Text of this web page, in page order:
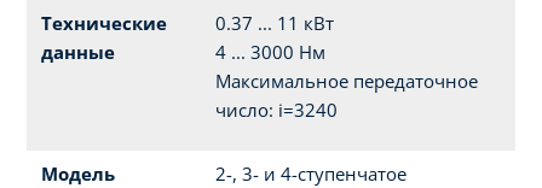
Технические
данные
0.37 ... 11 кВт
4 ... 3000 Нм
Максимальное передаточное
число: i=3240
Модель 2-, 3- и 4-ступенчатое